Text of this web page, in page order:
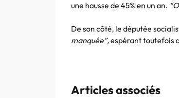
une hausse de 45% en un an.
De son côté, le députée
manquée”,espérant toutefois
Articles associés